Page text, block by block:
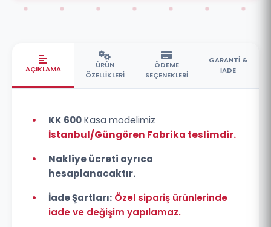
AÇIKLAMA
ÜRÜN
ÖZELLİKLERİ
ÖDEME
SEÇENEKLERİ
GARANTİ &
İADE
• KK 600Kasa modelimiz
İstanbul/Güngören Fabrika teslimdir.
•
Nakliye ücreti ayrıca
hesaplanacaktır.
•
İade Şartları: Özel sipariş ürünlerinde
iade ve değişim yapılamaz.